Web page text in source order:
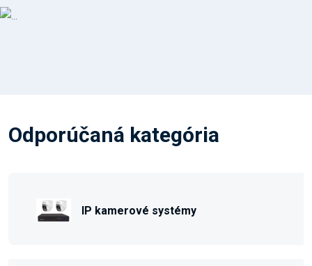
Odporúčaná kategória
IP kamerové systémy